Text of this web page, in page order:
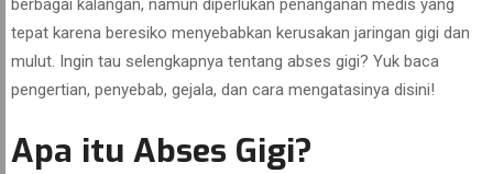
berbagai kalangan, namun diperlukan penanganan medis yang
tepat karena beresiko menyebabkan kerusakan jaringan gigi dan
mulut. Ingin tau selengkapnya tentang abses gigi? Yuk baca
pengertian, penyebab, gejala, dan cara mengatasinya disini!
Apa itu Abses Gigi?